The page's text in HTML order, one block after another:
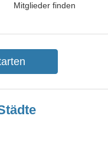
Mitglieder finden